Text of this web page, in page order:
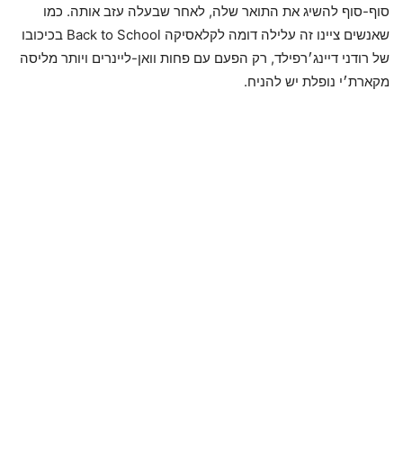
סוף-סוף להשיג את התואר שלה, לאחר שבעלה עזב אותה. כמו
שאנשים ציינו זה עלילה דומה לקלאסיקה Back to School בכיכובו
של רודני דיינג׳רפילד, רק הפעם עם פחות וואן-ליינרים ויותר מליסה
מקארת׳י נופלת יש להניח.